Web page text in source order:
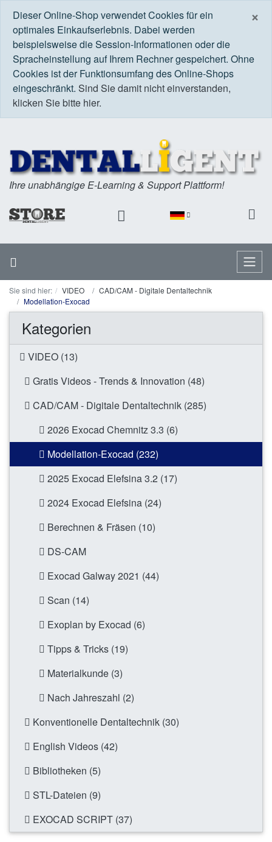
×
Dieser Online-Shop verwendet Cookies für ein
optimales Einkaufserlebnis. Dabei werden
beispielsweise die Session-Informationen oder die
Spracheinstellung auf Ihrem Rechner gespeichert. Ohne
Cookies ist der Funktionsumfang des Online-Shops
eingeschränkt. Sind Sie damit nicht einverstanden,
klicken Sie bitte hier.
Ihre unabhängige E-Learning & Support Plattform!
Menü
Sie sind hier: VIDEO
CAD/CAM - Digitale Dentaltechnik
Modellation-Exocad
Kategorien
VIDEO (13)
Gratis Videos - Trends & Innovation (48)
CAD/CAM - Digitale Dentaltechnik (285)
2026 Exocad Chemnitz 3.3 (6)
Modellation-Exocad (232)
2025 Exocad Elefsina 3.2 (17)
2024 Exocad Elefsina (24)
Berechnen & Fräsen (10)
DS-CAM
Exocad Galway 2021 (44)
Scan (14)
Exoplan by Exocad (6)
Tipps & Tricks (19)
Materialkunde (3)
Nach Jahreszahl (2)
Konventionelle Dentaltechnik (30)
English Videos (42)
Bibliotheken (5)
STL-Dateien (9)
EXOCAD SCRIPT (37)